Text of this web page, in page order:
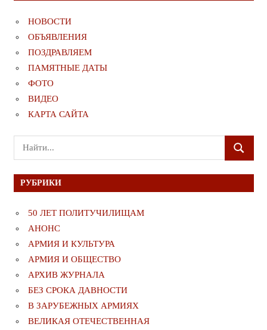
НОВОСТИ
ОБЪЯВЛЕНИЯ
ПОЗДРАВЛЯЕМ
ПАМЯТНЫЕ ДАТЫ
ФОТО
ВИДЕО
КАРТА САЙТА
Поиск
для:
ПОИСК
РУБРИКИ
50 ЛЕТ ПОЛИТУЧИЛИЩАМ
АНОНС
АРМИЯ И КУЛЬТУРА
АРМИЯ И ОБЩЕСТВО
АРХИВ ЖУРНАЛА
БЕЗ СРОКА ДАВНОСТИ
В ЗАРУБЕЖНЫХ АРМИЯХ
ВЕЛИКАЯ ОТЕЧЕСТВЕННАЯ